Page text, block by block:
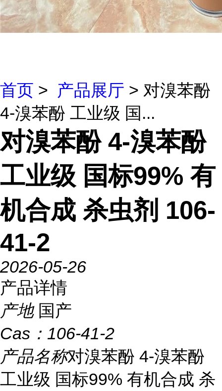
首页 > 产品展厅 > 对溴苯酚
4-溴苯酚 工业级 国...
对溴苯酚 4-溴苯酚
工业级 国标99% 有
机合成 杀虫剂 106-
41-2
2026-05-26
产品详情
产地 国产
Cas： 106-41-2
产品名称对溴苯酚 4-溴苯酚
工业级 国标99% 有机合成 杀